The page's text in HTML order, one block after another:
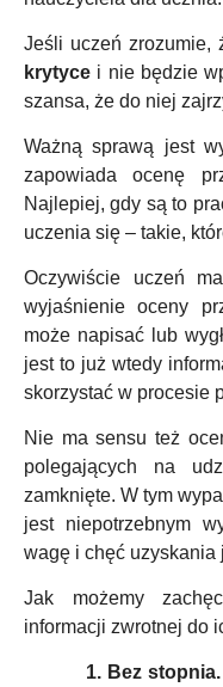
Jeśli uczeń zrozumie,
krytyce i nie będzie
szansa, że do niej
Ważną sprawą jest
zapowiada ocenę
Najlepiej, gdy są to
uczenia się – takie,
Oczywiście uczeń
wyjaśnienie oceny
może napisać lub
jest to już wtedy
skorzystać w procesie
Nie ma sensu też
polegających na
zamknięte. W tym
jest niepotrzebnym
wagę i chęć uzyskania
Jak możemy
informacji zwrotnej do
1. Bez stopnia.